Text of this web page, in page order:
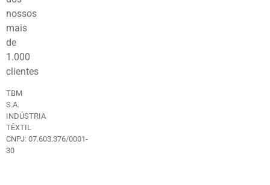
nossos
mais
de
1.000
clientes
TBM
S.A.
INDÚSTRIA
TÊXTIL
CNPJ: 07.603.376/0001-
30